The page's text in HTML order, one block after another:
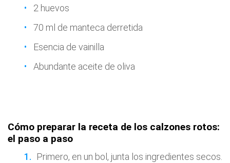
2 huevos
70 ml de manteca derretida
Esencia de vainilla
Abundante aceite de oliva
Cómo preparar la receta de los calzones rotos:
el paso a paso
Primero, en un bol, junta los ingredientes secos.